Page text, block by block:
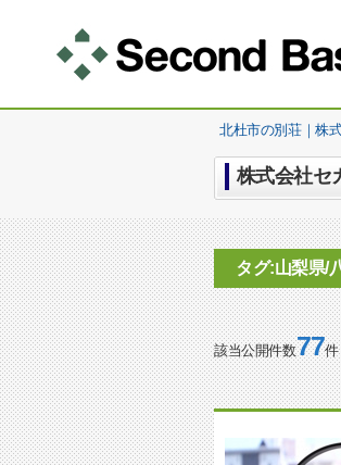
北杜市の別荘｜株
株式会社セ
タグ:山梨県/
該当公開件数77件